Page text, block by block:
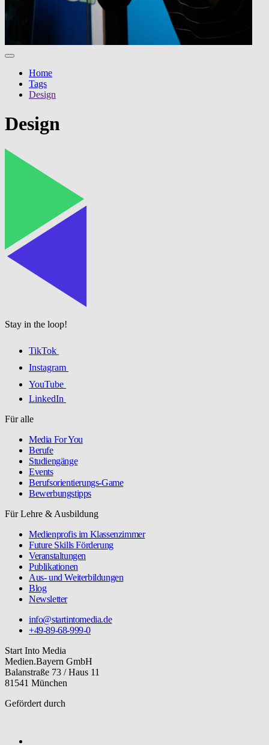
Home
Tags
Design
Design
Stay in the loop!
TikTok
Instagram
YouTube
LinkedIn
Für alle
Media For You
Berufe
Studiengänge
Events
Berufsorientierungs-Game
Bewerbungstipps
Für Lehre & Ausbildung
Medienprofis im Klassenzimmer
Future Skills Förderung
Veranstaltungen
Publikationen
Aus- und Weiterbildungen
Blog
Newsletter
info@startintomedia.de
+49-89-68-999-0
Start Into Media
Medien.Bayern GmbH
Balanstraße 73 / Haus 11
81541 München
Gefördert durch